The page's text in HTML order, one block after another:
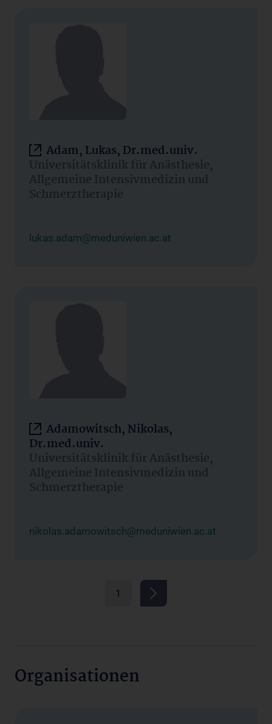
Adam, Lukas, Dr.med.univ.
Universitätsklinik für Anästhesie,
Allgemeine Intensivmedizin und
Schmerztherapie
lukas.adam@meduniwien.ac.at
Adamowitsch, Nikolas,
Dr.med.univ.
Universitätsklinik für Anästhesie,
Allgemeine Intensivmedizin und
Schmerztherapie
nikolas.adamowitsch@meduniwien.ac.at
1
Organisationen